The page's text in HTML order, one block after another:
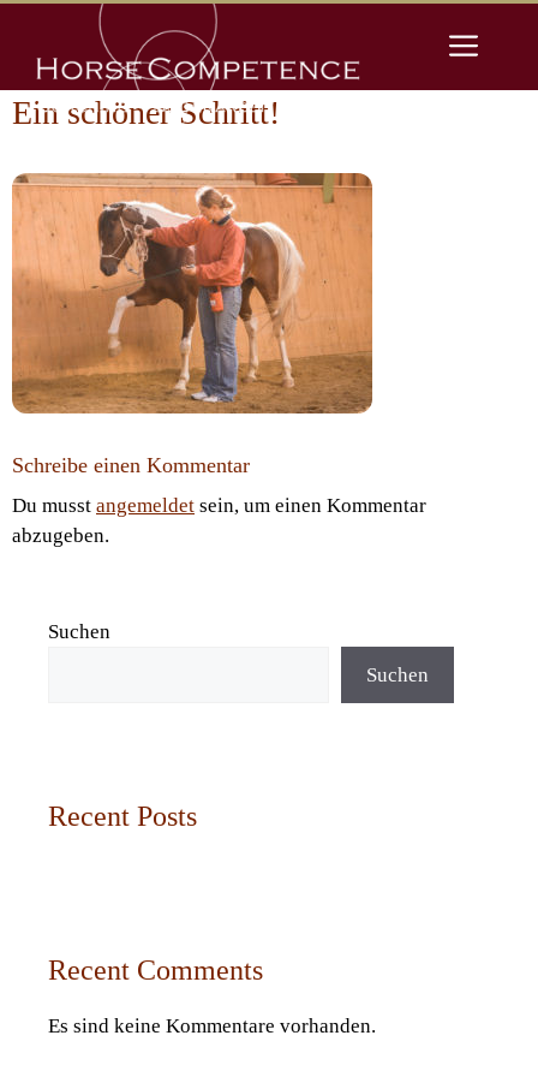
springen
Ein schöner Schritt!
Schreibe einen Kommentar
Du musst angemeldet sein, um einen Kommentar
abzugeben.
Suchen
Suchen
Recent Posts
Recent Comments
Es sind keine Kommentare vorhanden.